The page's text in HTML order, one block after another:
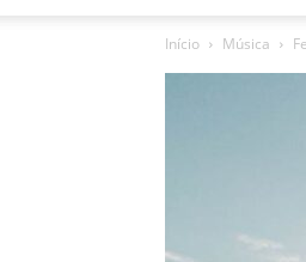
Início Música